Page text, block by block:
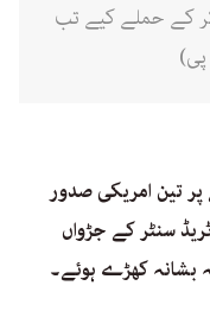
کے حملے کیے تب
مکمل ہونے پر تین امریکی صدور
سنٹر کے جڑواں
بشانہ کھڑے ہوئے۔